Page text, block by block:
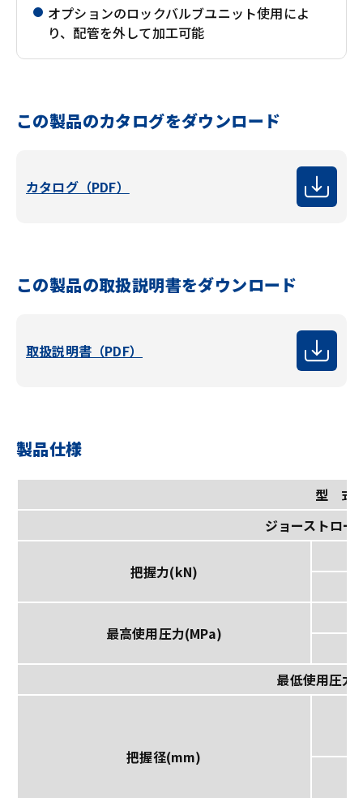
オプションのロックバルブユニット使用によ
り、配管を外して加工可能
この製品のカタログをダウンロード
カタログ（PDF）
この製品の取扱説明書をダウンロード
取扱説明書（PDF）
製品仕様
型 式
ジョーストロ
把握力(kN)
最高使用圧力(MPa)
最低使用圧力
把握径(mm)